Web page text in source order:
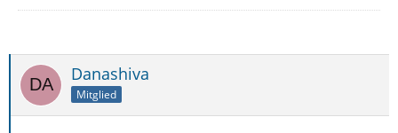
Danashiva
Mitglied